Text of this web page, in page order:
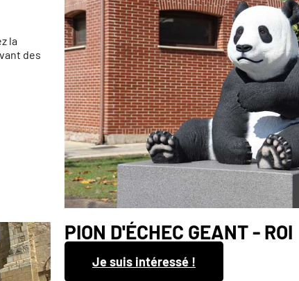
la
des
PION D'ÉCHEC GEANT - ROI
Je suis intéressé !